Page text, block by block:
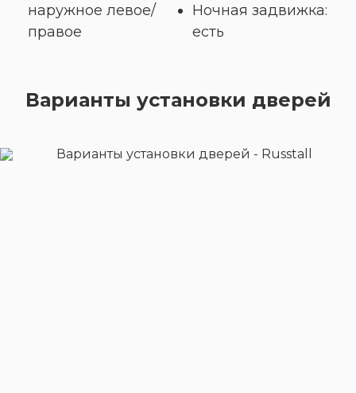
наружное левое/
правое
Ночная задвижка:
есть
Варианты установки дверей